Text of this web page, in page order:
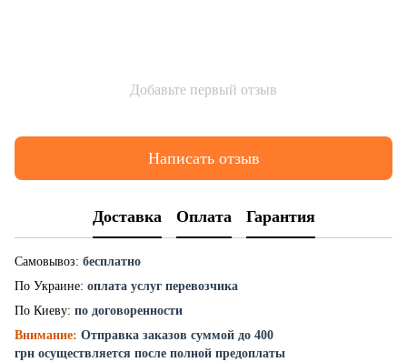
Добавьте первый отзыв
Написать отзыв
Доставка Оплата Гарантия
Самовывоз: бесплатно
По Украине: оплата услуг перевозчика
По Киеву: по договоренности
Внимание: Отправка заказов суммой до 400
грн осуществляется после полной предоплаты